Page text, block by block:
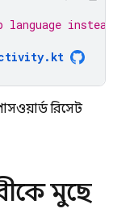
language
রিসেট
মুছে